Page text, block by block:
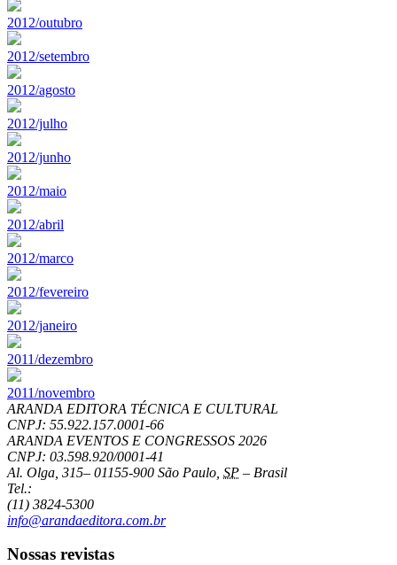
2012/outubro
2012/setembro
2012/agosto
2012/julho
2012/junho
2012/maio
2012/abril
2012/marco
2012/fevereiro
2012/janeiro
2011/dezembro
2011/novembro
ARANDA EDITORA TÉCNICA E CULTURAL
CNPJ: 55.922.157.0001-66
ARANDA EVENTOS E CONGRESSOS 2026
CNPJ: 03.598.920/0001-41
Al. Olga, 315– 01155-900 São Paulo SP – Brasil
Tel.:
(11) 3824-5300
info@arandaeditora.com.br
Nossas revistas